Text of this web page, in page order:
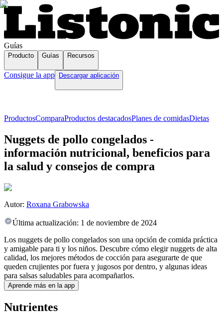
Guías
Producto Guías Recursos
Consigue la app Descargar aplicación
ProductosComparaProductos destacadosPlanes de comidasDietas
Nuggets de pollo congelados -
información nutricional, beneficios para
la salud y consejos de compra
Autor: Roxana Grabowska
Última actualización: 1 de noviembre de 2024
Los nuggets de pollo congelados son una opción de comida práctica
y amigable para ti y los niños. Descubre cómo elegir nuggets de alta
calidad, los mejores métodos de cocción para asegurarte de que
queden crujientes por fuera y jugosos por dentro, y algunas ideas
para salsas saludables para acompañarlos.
Aprende más en la app
Nutrientes